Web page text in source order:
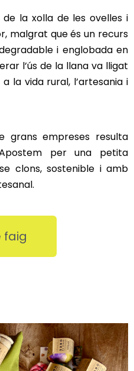
de la xolla de les ovelles i
malgrat que és un recurs
i englobada en
l’ús de la llana va lligat
la vida rural, l’artesania i
grans empreses resulta
per una petita
clons, sostenible i amb
faig